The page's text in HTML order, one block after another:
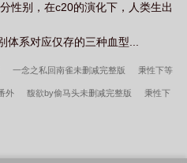
性别，在c20的演化下，人类生出
系对应仅存的三种血型...
一念之私回南雀未删减完整版 秉性下等
外 馥欲by偷马头未删减完整版 秉性下